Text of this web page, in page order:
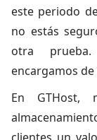
este periodo
no estás
otra
encargamos de
En GTHost,